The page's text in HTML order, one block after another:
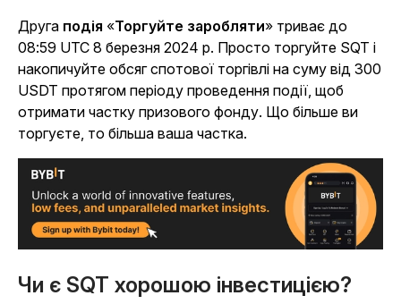
Друга подія «Торгуйте заробляти» триває до
08:59 UTC 8 березня 2024 р. Просто торгуйте SQT і
накопичуйте обсяг спотової торгівлі на суму від 300
USDT протягом періоду проведення події, щоб
отримати частку призового фонду. Що більше ви
торгуєте, то більша ваша частка.
Чи є SQT хорошою інвестицією?